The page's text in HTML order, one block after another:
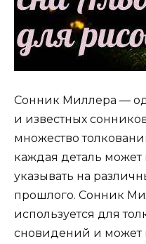
Сонник Миллера —
и известных
множество
каждая деталь может
указывать на
прошлого. Сонник
используется для
сновидений и